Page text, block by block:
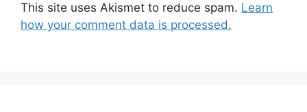
This site uses Akismet to reduce spam. Learn
how your comment data is processed.